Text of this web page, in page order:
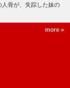
骨が、失踪した妹の
more »